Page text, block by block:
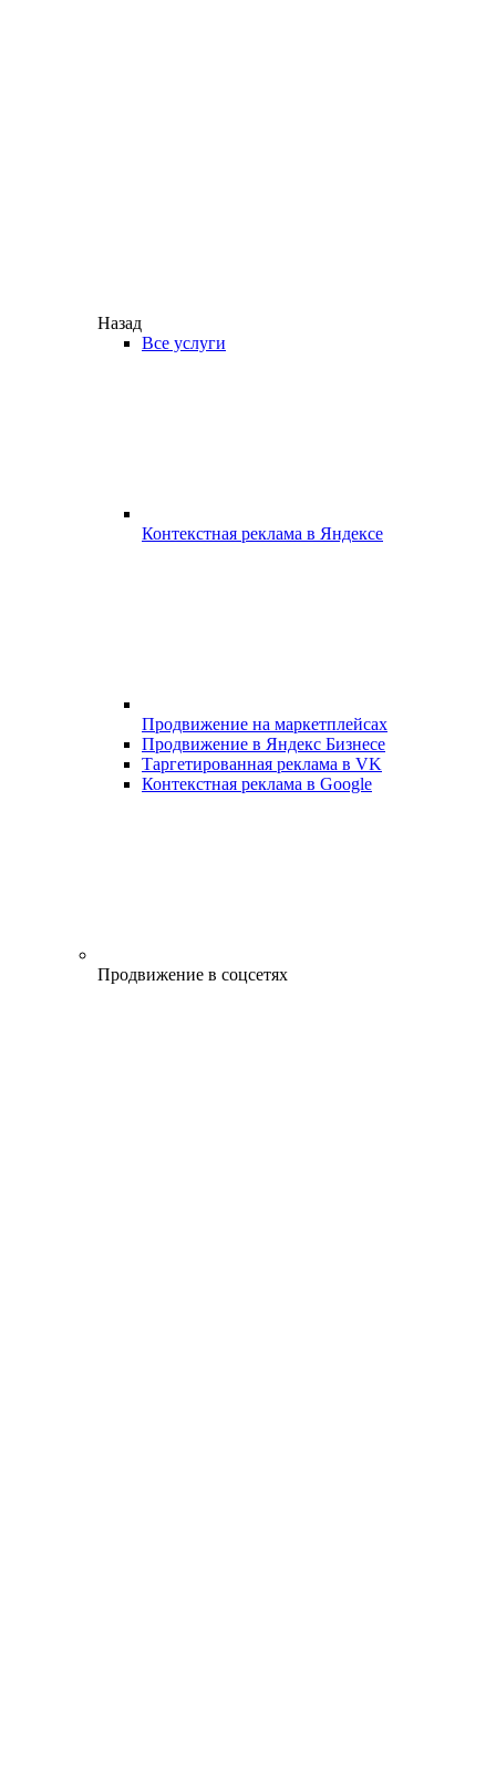
Назад
Все услуги
Контекстная реклама в Яндексе
Продвижение на маркетплейсах
Продвижение в Яндекс Бизнесе
Таргетированная реклама в VK
Контекстная реклама в Google
Продвижение в соцсетях